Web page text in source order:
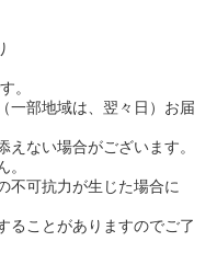
。
一部地域は、翌々日）お届
えない場合がございます。
不可抗力が生じた場合に
ることがありますのでご了